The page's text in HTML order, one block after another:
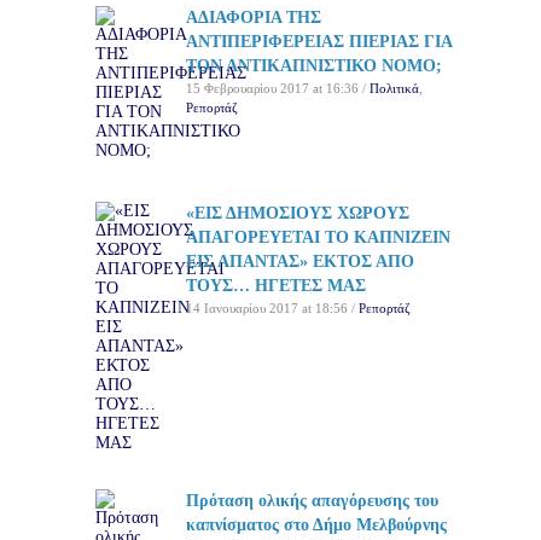
ΑΔΙΑΦΟΡΙΑ ΤΗΣ
ΑΝΤΙΠΕΡΙΦΕΡΕΙΑΣ ΠΙΕΡΙΑΣ ΓΙΑ
ΤΟΝ ΑΝΤΙΚΑΠΝΙΣΤΙΚΟ ΝΟΜΟ;
15 Φεβρουαρίου 2017 at 16:36 / Πολιτικά
Ρεπορτάζ
«ΕΙΣ ΔΗΜΟΣΙΟΥΣ ΧΩΡΟΥΣ
ΑΠΑΓΟΡΕΥΕΤΑΙ ΤΟ ΚΑΠΝΙΖΕΙΝ
ΕΙΣ ΑΠΑΝΤΑΣ» ΕΚΤΟΣ ΑΠΟ
ΤΟΥΣ… ΗΓΕΤΕΣ ΜΑΣ
14 Ιανουαρίου 2017 at 18:56 / Ρεπορτάζ
Πρόταση ολικής απαγόρευσης του
καπνίσματος στο Δήμο Μελβούρνης